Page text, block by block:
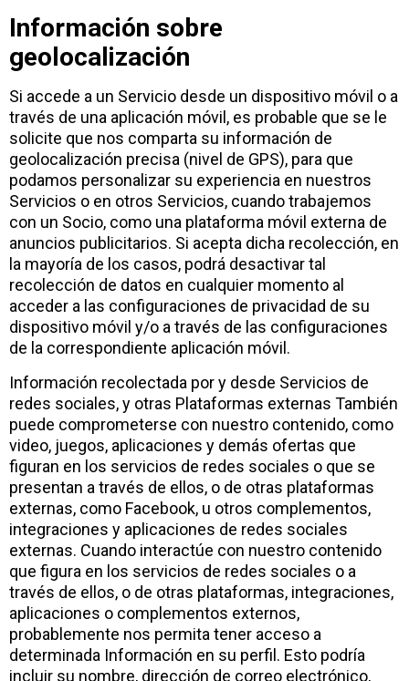
Información sobre
geolocalización
Si accede a un Servicio desde un dispositivo móvil o a
través de una aplicación móvil, es probable que se le
solicite que nos comparta su información de
geolocalización precisa (nivel de GPS), para que
podamos personalizar su experiencia en nuestros
Servicios o en otros Servicios, cuando trabajemos
con un Socio, como una plataforma móvil externa de
anuncios publicitarios. Si acepta dicha recolección, en
la mayoría de los casos, podrá desactivar tal
recolección de datos en cualquier momento al
acceder a las configuraciones de privacidad de su
dispositivo móvil y/o a través de las configuraciones
de la correspondiente aplicación móvil.
Información recolectada por y desde Servicios de
redes sociales, y otras Plataformas externas También
puede comprometerse con nuestro contenido, como
video, juegos, aplicaciones y demás ofertas que
figuran en los servicios de redes sociales o que se
presentan a través de ellos, o de otras plataformas
externas, como Facebook, u otros complementos,
integraciones y aplicaciones de redes sociales
externas. Cuando interactúe con nuestro contenido
que figura en los servicios de redes sociales o a
través de ellos, o de otras plataformas, integraciones,
aplicaciones o complementos externos,
probablemente nos permita tener acceso a
determinada Información en su perfil. Esto podría
incluir su nombre, dirección de correo electrónico,